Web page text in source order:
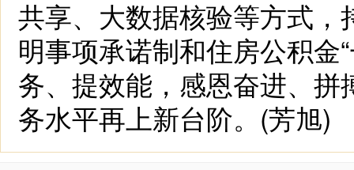
共享、大数据核验等方式
明事项承诺制和住房公积金
务、提效能，感恩奋进、
务水平再上新台阶。(芳旭)